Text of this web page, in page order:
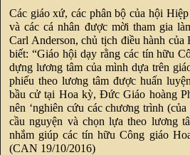
Các giáo xứ, các phân bộ của hội
và các cá nhân được mời tham gia
Carl Anderson, chủ tịch điều hành
biết: “Giáo hội dạy rằng các tín hữu
dựng lương tâm của mình dựa trên
phiếu theo lương tâm được huấn
bầu cử tại Hoa kỳ, Đức Giáo hoàng
nên ‘nghiên cứu các chương trình
cầu nguyện và chọn lựa theo lương
nhắm giúp các tín hữu Công giáo
(CAN 19/10/2016)